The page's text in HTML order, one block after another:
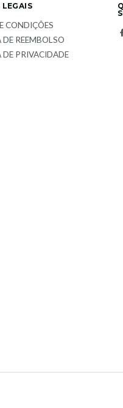
LEGAIS
CONDIÇÕES
REEMBOLSO
PRIVACIDADE